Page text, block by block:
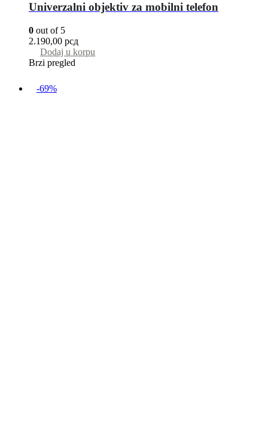
Univerzalni objektiv za mobilni telefon
0 out of 5
2.190,00 рсд
Dodaj u korpu
Brzi pregled
-69%